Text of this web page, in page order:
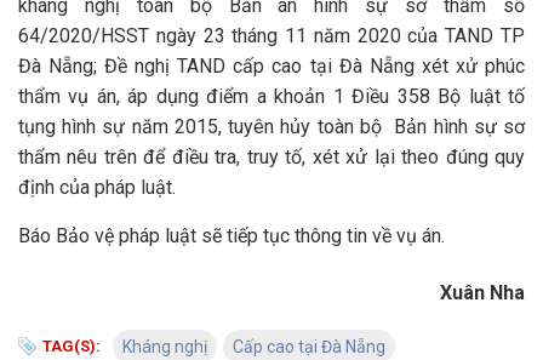
kháng nghị toàn bộ Bản án hình sự sơ thẩm số
64/2020/HSST ngày 23 tháng 11 năm 2020 của TAND TP
Đà Nẵng; Đề nghị TAND cấp cao tại Đà Nẵng xét xử phúc
thẩm vụ án, áp dụng điểm a khoản 1 Điều 358 Bộ luật tố
tụng hình sự năm 2015, tuyên hủy toàn bộ Bản hình sự sơ
thẩm nêu trên để điều tra, truy tố, xét xử lại theo đúng quy
định của pháp luật.
Báo Bảo vệ pháp luật sẽ tiếp tục thông tin về vụ án.
Xuân Nha
TAG(S): Kháng nghị Cấp cao tại Đà Nẵng